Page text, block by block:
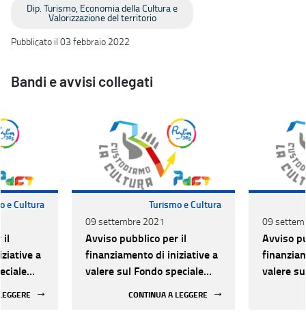
Dip. Turismo, Economia della Cultura e
Valorizzazione del territorio
Pubblicato il 03 febbraio 2022
Bandi e avvisi collegati
e Cultura
il
a
Turismo e Cultura
09 settembre 2021
Avviso pubblico per il
finanziamento di iniziative a
valere sul Fondo speciale
CONTINUA A LEGGERE
09
Avviso
valere